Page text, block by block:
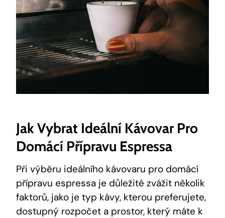
Jak Vybrat Ideální Kávovar Pro
Domácí Přípravu Espressa
Při výběru ideálního kávovaru pro domácí
přípravu espressa je důležité zvážit několik
faktorů, jako je typ kávy, kterou preferujete,
dostupný rozpočet a prostor, který máte k